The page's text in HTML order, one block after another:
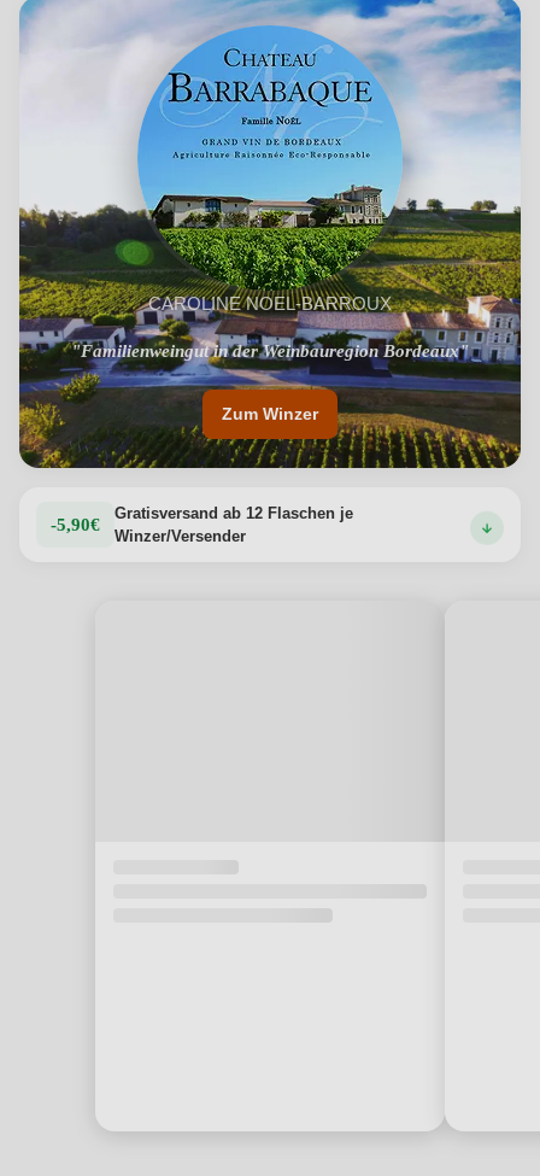
CAROLINE NOEL-BARROUX
"Familienweingut in der Weinbauregion Bordeaux"
"Weine zum gemeinsamen Genießen"
Zum Winzer
-5,90€
Gratisversand ab 12 Flaschen je
Winzer/Versender